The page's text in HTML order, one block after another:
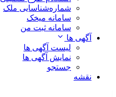
شماره‌شناسایی ملک
سامانه میخک
سامانه ثبت من
آگهی ها
لیست آگهی ها
نمایش آگهی ها
جستجو
نقشه